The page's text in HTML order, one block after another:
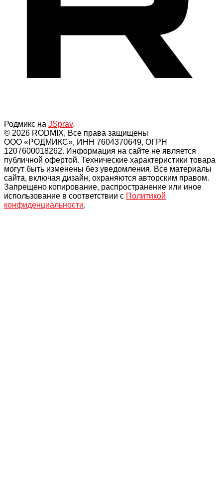
Родмикс на JSprav.
© 2026 RODMIX, Все права защищены
ООО «РОДМИКС», ИНН 7604370649, ОГРН
1207600018262. Информация на сайте не является
публичной офертой. Технические характеристики товара
могут быть изменены без уведомления. Все материалы
сайта, включая дизайн, охраняются авторским правом.
Запрещено копирование, распространение или иное
использование в соответствии с Политикой
конфиденциальности.